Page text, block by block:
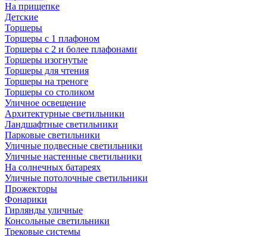
На прищепке
Детские
Торшеры
Торшеры с 1 плафоном
Торшеры с 2 и более плафонами
Торшеры изогнутые
Торшеры для чтения
Торшеры на треноге
Торшеры со столиком
Уличное освещение
Архитектурные светильники
Ландшафтные светильники
Парковые светильники
Уличные подвесные светильники
Уличные настенные светильники
На солнечных батареях
Уличные потолочные светильники
Прожекторы
Фонарики
Гирлянды уличные
Консольные светильники
Трековые системы